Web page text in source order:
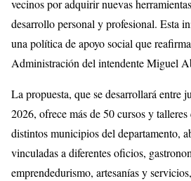
vecinos por adquirir nuevas
desarrollo personal y profesional. Esta
una política de apoyo social que
Administración del intendente Miguel
La propuesta, que se desarrollará entre
2026, ofrece más de 50 cursos y
distintos municipios del departamento,
vinculadas a diferentes oficios,
emprendedurismo, artesanías y